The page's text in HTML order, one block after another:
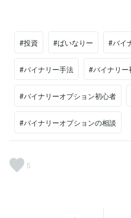
#投資 #ばいなりー #バイ
#バイナリー手法 #バイナリー
#バイナリーオプション初心者
#バイナリーオプションの相談
5